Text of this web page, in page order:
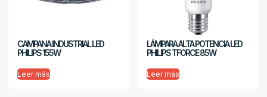
CAMPANA INDUSTRIAL LED
PHILIPS 155W
Leer más
LÁMPARA ALTA POTENCIA LED
PHILIPS TFORCE 85W
Leer más